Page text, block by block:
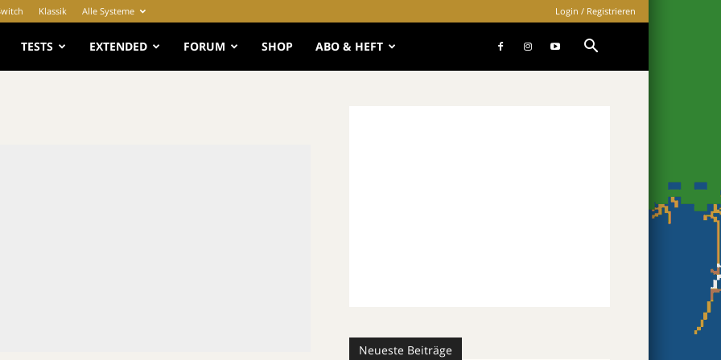
Klassik Alle Systeme Login / Registrieren
TESTS EXTENDED FORUM SHOP ABO & HEFT
Neueste Beiträge